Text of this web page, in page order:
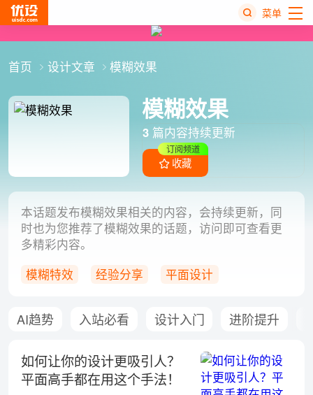
菜单
首页 设计文章 模糊效果
模糊效果
3 篇内容持续更新
收藏
订阅频道
本话题发布模糊效果相关的内容，会持续更新，同
时也为您推荐了模糊效果的话题，访问即可查看更
多精彩内容。
模糊特效
经验分享
平面设计
AI趋势 入站必看 设计入门 进阶提升
如何让你的设计更吸引人？
平面高手都在用这个手法！